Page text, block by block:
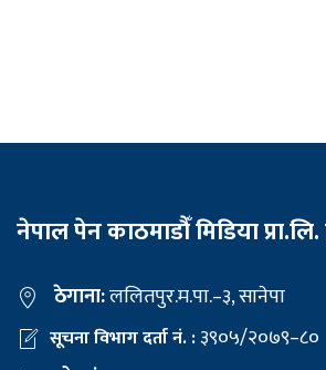
नेपाल पेन काठमाडौँ मिडिया प्रा.लि.
ठेगाना:ललितपुर.म.पा.–३, सानेपा
सूचना विभाग दर्ता नं. :३९०५/२०७९–८०